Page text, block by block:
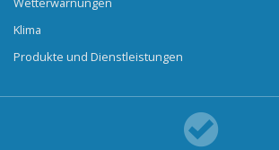
Klima
Produkte und Dienstleistungen